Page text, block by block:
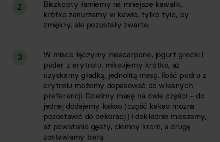
2
Biszkopty łamiemy na mniejsze kawałki,
krótko zanurzamy w kawie, tylko tyle, by
zmiękły, ale pozostały zwarte.
3
W misce łączymy mascarpone, jogurt grecki i
puder z erytrolu, miksujemy krótko, aż
uzyskamy gładką, jednolitą masę. Ilość pudru z
erytrolu możemy dopasować do własnych
preferencji. Dzielimy masę na dwie części – do
jednej dodajemy kakao (część kakao można
pozostawić do dekoracji) i dokładnie mieszamy,
aż powstanie gęsty, ciemny krem, a drugą
zostawiamy białą.